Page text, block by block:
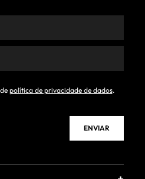
política de privacidade de dados.
ENVIAR